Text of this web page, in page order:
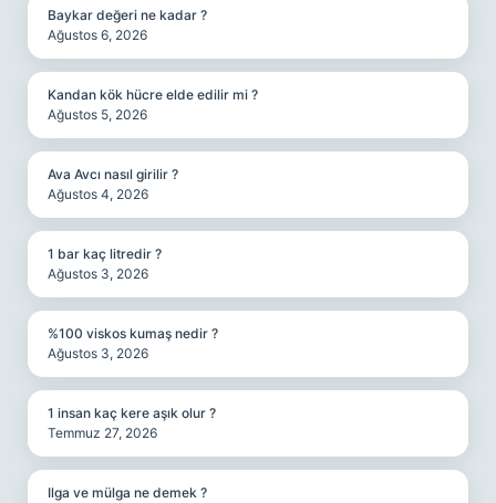
Baykar değeri ne kadar ?
Ağustos 6, 2026
Kandan kök hücre elde edilir mi ?
Ağustos 5, 2026
Ava Avcı nasıl girilir ?
Ağustos 4, 2026
1 bar kaç litredir ?
Ağustos 3, 2026
%100 viskos kumaş nedir ?
Ağustos 3, 2026
1 insan kaç kere aşık olur ?
Temmuz 27, 2026
Ilga ve mülga ne demek ?